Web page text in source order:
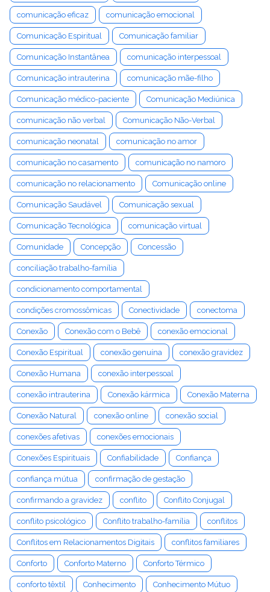
comunicação eficaz comunicação emocional
Comunicação Espiritual Comunicação familiar
Comunicação Instantânea comunicação interpessoal
Comunicação intrauterina comunicação mãe-filho
Comunicação médico-paciente Comunicação Mediúnica
comunicação não verbal Comunicação Não-Verbal
comunicação neonatal comunicação no amor
comunicação no casamento comunicação no namoro
comunicação no relacionamento Comunicação online
Comunicação Saudável Comunicação sexual
Comunicação Tecnológica comunicação virtual
Comunidade Concepção Concessão
conciliação trabalho-família
condicionamento comportamental
condições cromossômicas Conectividade conectoma
Conexão Conexão com o Bebê conexão emocional
Conexão Espiritual conexão genuína conexão gravidez
Conexão Humana conexão interpessoal
conexão intrauterina Conexão kármica Conexão Materna
Conexão Natural conexão online conexão social
conexões afetivas conexões emocionais
Conexões Espirituais Confiabilidade Confiança
confiança mútua confirmação de gestação
confirmando a gravidez conflito Conflito Conjugal
conflito psicológico Conflito trabalho-família conflitos
Conflitos em Relacionamentos Digitais conflitos familiares
Conforto Conforto Materno Conforto Térmico
conforto têxtil Conhecimento Conhecimento Mútuo